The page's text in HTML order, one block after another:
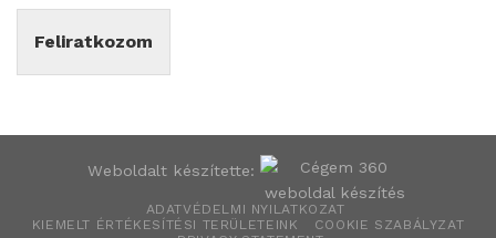
Feliratkozom
Weboldalt készítette:
ADATVÉDELMI NYILATKOZAT
KIEMELT ÉRTÉKESÍTÉSI TERÜLETEINK
COOKIE SZABÁLYZAT